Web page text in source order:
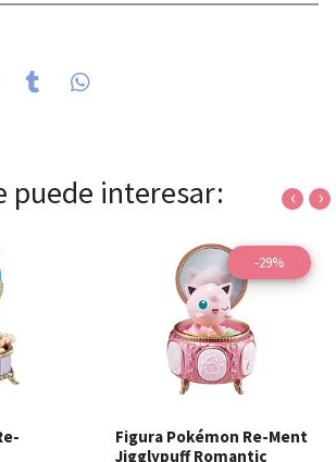
puede interesar:
-29%
Figura Pokémon Re-Ment
Jigglypuff Romantic
‹ ›